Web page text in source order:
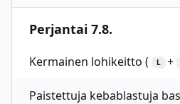
Perjantai 7.8.
Kermainen lohikeitto ( L +
Paistettuja kebablastuja